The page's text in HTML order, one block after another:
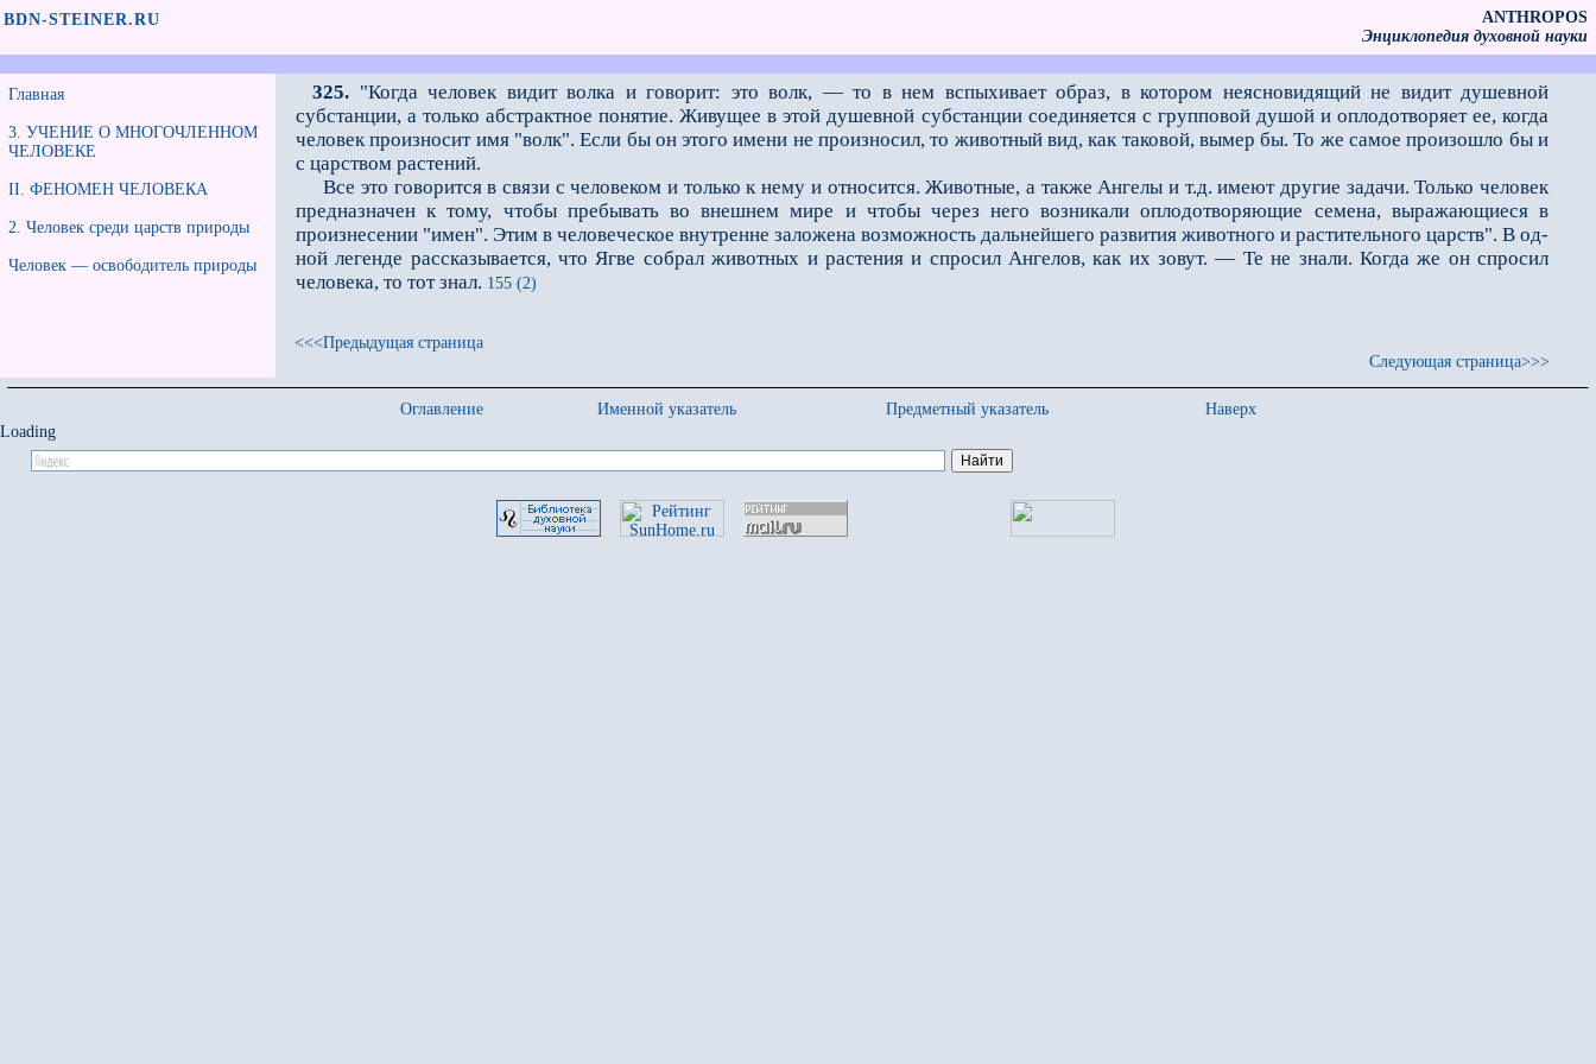
BDN-STEINER.RU
ANTHROPOS
Энциклопедия духовной науки
Главная
3. УЧЕНИЕ О МНОГОЧЛЕННОМ
ЧЕЛОВЕКЕ
II. ФЕНОМЕН ЧЕЛОВЕКА
2. Человек среди царств природы
Человек — освободитель природы
325. "Когда человек видит волка и говорит: это волк, — то в нем вспыхивает образ, в котором неясно­видящий не видит душевной
субстанции, а только абстрактное понятие. Живущее в этой душевной субстанции соединяется с групповой душой и оплодотворяет ее, когда
человек произносит имя "волк". Если бы он этого имени не произносил, то животный вид, как таковой, вымер бы. То же самое произошло бы и
с царством растений.
Все это говорится в связи с человеком и только к нему и относится. Животные, а также Ангелы и т.д. имеют другие задачи. Только человек
предназначен к тому, чтобы пребывать во внешнем мире и что­бы через него возникали оплодотворяющие семена, выражающиеся в
произнесении "имен". Этим в челове­ческое внутренне заложена возможность дальнейшего развития животного и растительного царств". В од­
ной легенде рассказывается, что Ягве собрал животных и растения и спросил Ангелов, как их зовут. — Те не знали. Когда же он спросил
человека, то тот знал. 155 (2)
<<<Предыдущая страница
Следующая страница>>>
Оглавление Именной указатель Предметный указатель
Наверх
Loading